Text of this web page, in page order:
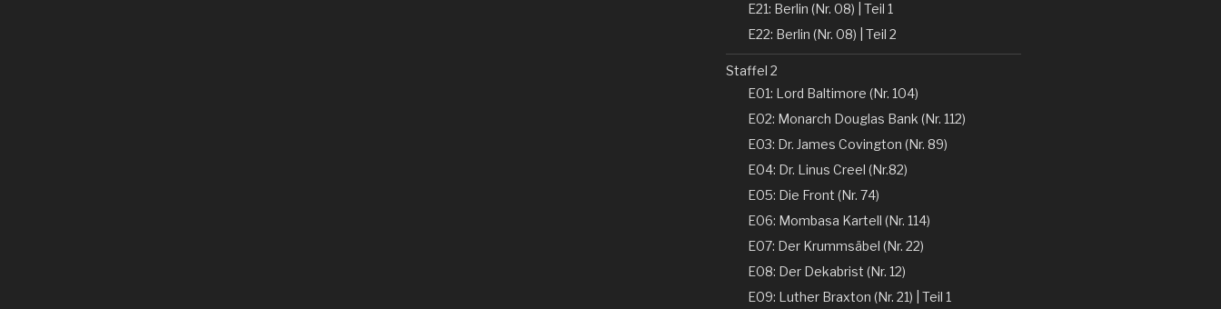
E21: Berlin (Nr. 08) | Teil 1
E22: Berlin (Nr. 08) | Teil 2
Staffel 2
E01: Lord Baltimore (Nr. 104)
E02: Monarch Douglas Bank (Nr. 112)
E03: Dr. James Covington (Nr. 89)
E04: Dr. Linus Creel (Nr.82)
E05: Die Front (Nr. 74)
E06: Mombasa Kartell (Nr. 114)
E07: Der Krummsäbel (Nr. 22)
E08: Der Dekabrist (Nr. 12)
E09: Luther Braxton (Nr. 21) | Teil 1